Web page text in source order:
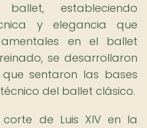
estableciendo
y elegancia que
en el ballet
se desarrollaron
sentaron las bases
del ballet clásico.
de Luis XIV en la